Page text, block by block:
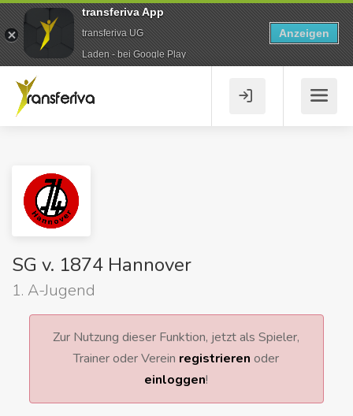
SG v. 1874 Hannover
1. A-Jugend
Zur Nutzung dieser Funktion, jetzt als Spieler,
Trainer oder Verein registrieren oder
einloggen!
transferiva App
transferiva UG
Laden - bei Google Play
Anzeigen